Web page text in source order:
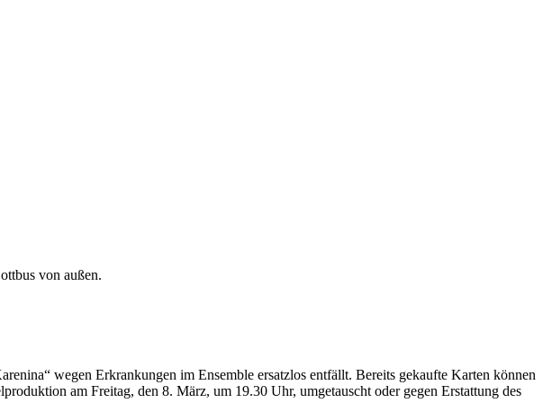
wegen Erkrankungen im Ensemble ersatzlos entfällt. Bereits gekaufte Karten können
am Freitag, den 8. März, um 19.30 Uhr, umgetauscht oder gegen Erstattung des